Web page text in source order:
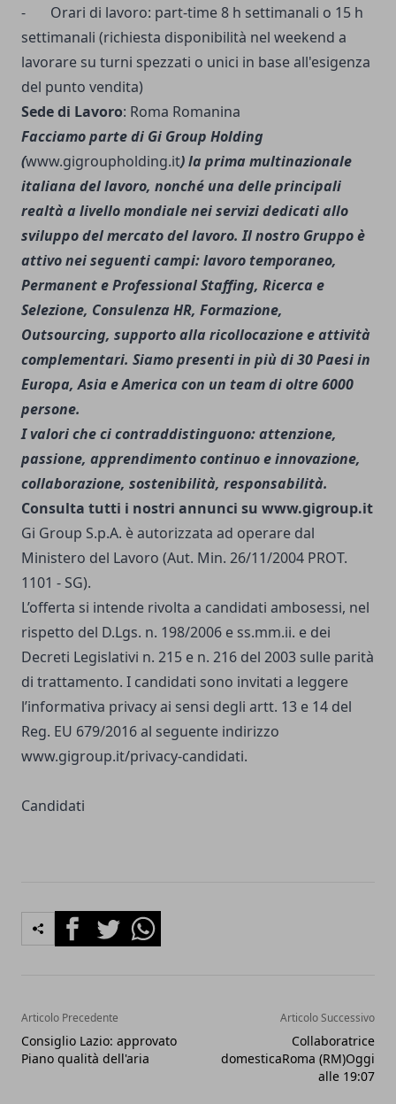
- Orari di lavoro: part-time 8 h settimanali o 15 h
settimanali (richiesta disponibilità nel weekend a
lavorare su turni spezzati o unici in base all'esigenza
del punto vendita)
Sede di Lavoro: Roma Romanina
Facciamo parte di Gi Group Holding
(www.gigroupholding.it) la prima multinazionale
italiana del lavoro, nonché una delle principali
realtà a livello mondiale nei servizi dedicati allo
sviluppo del mercato del lavoro. Il nostro Gruppo è
attivo nei seguenti campi: lavoro temporaneo,
Permanent e Professional Staffing, Ricerca e
Selezione, Consulenza HR, Formazione,
Outsourcing, supporto alla ricollocazione e attività
complementari. Siamo presenti in più di 30 Paesi in
Europa, Asia e America con un team di oltre 6000
persone.
I valori che ci contraddistinguono: attenzione,
passione, apprendimento continuo e innovazione,
collaborazione, sostenibilità, responsabilità.
Consulta tutti i nostri annunci su www.gigroup.it
Gi Group S.p.A. è autorizzata ad operare dal
Ministero del Lavoro (Aut. Min. 26/11/2004 PROT.
1101 - SG).
L’offerta si intende rivolta a candidati ambosessi, nel
rispetto del D.Lgs. n. 198/2006 e ss.mm.ii. e dei
Decreti Legislativi n. 215 e n. 216 del 2003 sulle parità
di trattamento. I candidati sono invitati a leggere
l’informativa privacy ai sensi degli artt. 13 e 14 del
Reg. EU 679/2016 al seguente indirizzo
www.gigroup.it/privacy-candidati.
Candidati
FacebookTwitterWhatsapp
Articolo Precedente
Consiglio Lazio: approvato
Piano qualità dell'aria
Articolo Successivo
Collaboratrice
domesticaRoma (RM)Oggi
alle 19:07